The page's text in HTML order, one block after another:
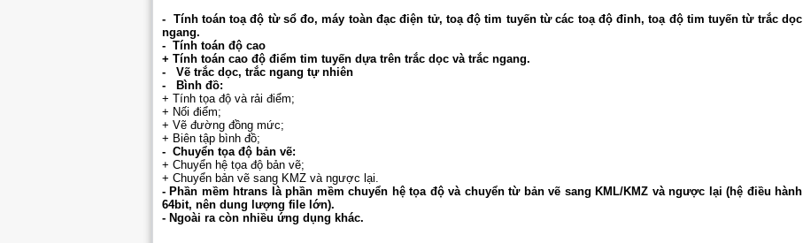
- Tính toán toạ độ từ sổ đo, máy toàn đạc điện tử, toạ độ tim tuyến từ các toạ độ đỉnh, toạ độ tim tuyến từ trắc dọc
ngang.
- Tính toán độ cao
+ Tính toán cao độ điểm tim tuyến dựa trên trắc dọc và trắc ngang.
- Vẽ trắc dọc, trắc ngang tự nhiên
- Bình đồ:
+ Tính tọa độ và rải điểm;
+ Nối điểm;
+ Vẽ đường đồng mức;
+ Biên tập bình đồ;
- Chuyển tọa độ bản vẽ:
+ Chuyển hệ tọa độ bản vẽ;
+ Chuyển bản vẽ sang KMZ và ngược lại.
- Phần mềm htrans là phần mềm chuyển hệ tọa độ và chuyển từ bản vẽ sang KML/KMZ và ngược lại (hệ điều hành
64bit, nên dung lượng file lớn).
- Ngoài ra còn nhiều ứng dụng khác.